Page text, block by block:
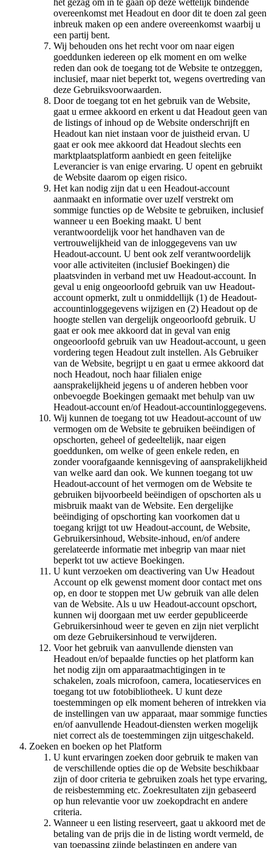
overeenkomst met Headout en door dit te doen zal geen
inbreuk maken op een andere overeenkomst waarbij u
een partij bent.
Wij behouden ons het recht voor om naar eigen
goeddunken iedereen op elk moment en om welke
reden dan ook de toegang tot de Website te ontzeggen,
inclusief, maar niet beperkt tot, wegens overtreding van
deze Gebruiksvoorwaarden.
Door de toegang tot en het gebruik van de Website,
gaat u ermee akkoord en erkent u dat Headout geen van
de listings of inhoud op de Website onderschrijft en
Headout kan niet instaan voor de juistheid ervan. U
gaat er ook mee akkoord dat Headout slechts een
marktplaatsplatform aanbiedt en geen feitelijke
Leverancier is van enige ervaring. U opent en gebruikt
de Website daarom op eigen risico.
Het kan nodig zijn dat u een Headout-account
aanmaakt en informatie over uzelf verstrekt om
sommige functies op de Website te gebruiken, inclusief
wanneer u een Boeking maakt. U bent
verantwoordelijk voor het handhaven van de
vertrouwelijkheid van de inloggegevens van uw
Headout-account. U bent ook zelf verantwoordelijk
voor alle activiteiten (inclusief Boekingen) die
plaatsvinden in verband met uw Headout-account. In
geval u enig ongeoorloofd gebruik van uw Headout-
account opmerkt, zult u onmiddellijk (1) de Headout-
accountinloggegevens wijzigen en (2) Headout op de
hoogte stellen van dergelijk ongeoorloofd gebruik. U
gaat er ook mee akkoord dat in geval van enig
ongeoorloofd gebruik van uw Headout-account, u geen
vordering tegen Headout zult instellen. Als Gebruiker
van de Website, begrijpt u en gaat u ermee akkoord dat
noch Headout, noch haar filialen enige
aansprakelijkheid jegens u of anderen hebben voor
onbevoegde Boekingen gemaakt met behulp van uw
Headout-account en/of Headout-accountinloggegevens.
Wij kunnen de toegang tot uw Headout-account of uw
vermogen om de Website te gebruiken beëindigen of
opschorten, geheel of gedeeltelijk, naar eigen
goeddunken, om welke of geen enkele reden, en
zonder voorafgaande kennisgeving of aansprakelijkheid
van welke aard dan ook. We kunnen toegang tot uw
Headout-account of het vermogen om de Website te
gebruiken bijvoorbeeld beëindigen of opschorten als u
misbruik maakt van de Website. Een dergelijke
beëindiging of opschorting kan voorkomen dat u
toegang krijgt tot uw Headout-account, de Website,
Gebruikersinhoud, Website-inhoud, en/of andere
gerelateerde informatie met inbegrip van maar niet
beperkt tot uw actieve Boekingen.
U kunt verzoeken om deactivering van Uw Headout
Account op elk gewenst moment door contact met ons
op, en door te stoppen met Uw gebruik van alle delen
van de Website. Als u uw Headout-account opschort,
kunnen wij doorgaan met uw eerder gepubliceerde
Gebruikersinhoud weer te geven en zijn niet verplicht
om deze Gebruikersinhoud te verwijderen.
Voor het gebruik van aanvullende diensten van
Headout en/of bepaalde functies op het platform kan
het nodig zijn om apparaatmachtigingen in te
schakelen, zoals microfoon, camera, locatieservices en
toegang tot uw fotobibliotheek. U kunt deze
toestemmingen op elk moment beheren of intrekken via
de instellingen van uw apparaat, maar sommige functies
en/of aanvullende Headout-diensten werken mogelijk
niet correct als de toestemmingen zijn uitgeschakeld.
Zoeken en boeken op het Platform
U kunt ervaringen zoeken door gebruik te maken van
de verschillende opties die op de Website beschikbaar
zijn of door criteria te gebruiken zoals het type ervaring,
de reisbestemming etc. Zoekresultaten zijn gebaseerd
op hun relevantie voor uw zoekopdracht en andere
criteria.
Wanneer u een listing reserveert, gaat u akkoord met de
betaling van de prijs die in de listing wordt vermeld, de
van toepassing zijnde belastingen en andere van